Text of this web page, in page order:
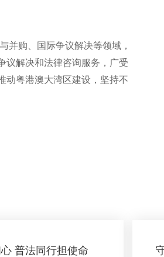
并购、国际争议解决等领域，
议解决和法律咨询服务，广受
动粤港澳大湾区建设，坚持不
普法同行担使命